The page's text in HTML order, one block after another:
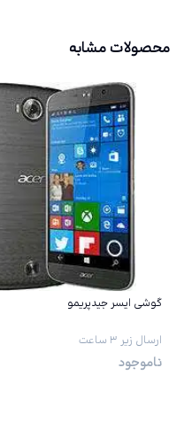
محصولات مشابه
گوشی ایسر جیدپریمو
ارسال زیر ۳ ساعت
ناموجود